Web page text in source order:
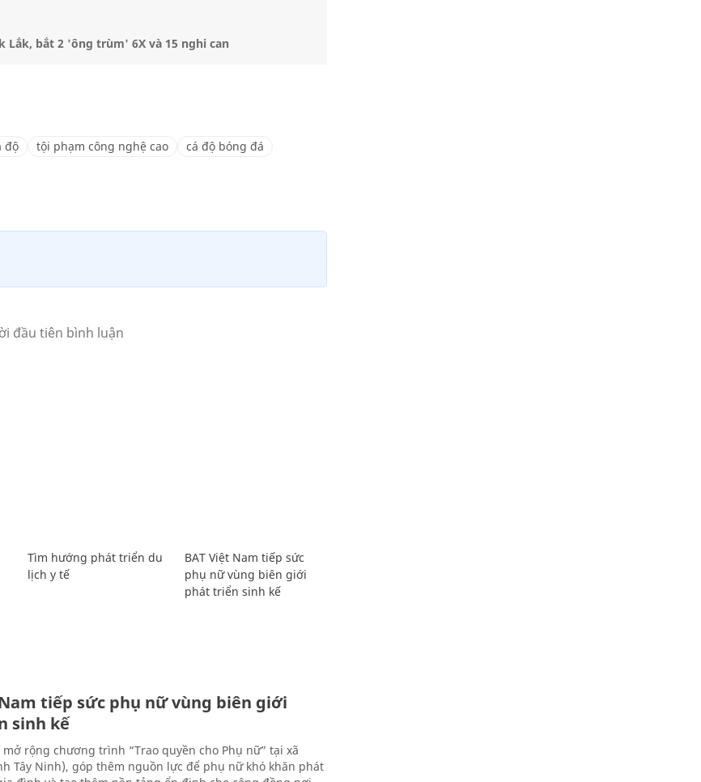
bắt 2 'ông trùm' 6X và 15 nghi can
độ tội phạm công nghệ cao
cá độ bóng đá
Tìm hướng phát triển du
lịch y tế
BAT Việt Nam tiếp sức
phụ nữ vùng biên giới
phát triển sinh kế
tiếp sức phụ nữ vùng biên giới
sinh kế
mở rộng chương trình “Trao quyền cho Phụ nữ” tại xã
Tây Ninh), góp thêm nguồn lực để phụ nữ khó khăn phát